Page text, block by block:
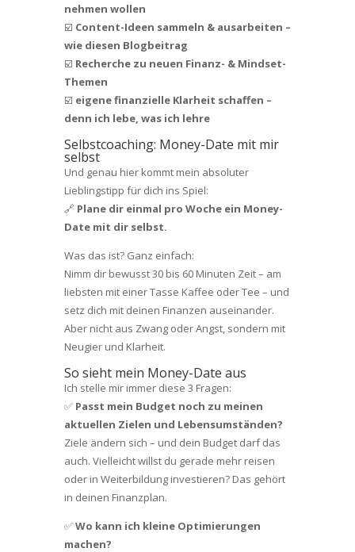
nehmen wollen
☑️ Content-Ideen sammeln & ausarbeiten –
wie diesen Blogbeitrag
☑️ Recherche zu neuen Finanz- & Mindset-
Themen
☑️ eigene finanzielle Klarheit schaffen –
denn ich lebe, was ich lehre
Selbstcoaching: Money-Date mit mir
selbst
Und genau hier kommt mein absoluter
Lieblingstipp für dich ins Spiel:
🔗 Plane dir einmal pro Woche ein Money-
Date mit dir selbst.
Was das ist? Ganz einfach:
Nimm dir bewusst 30 bis 60 Minuten Zeit – am
liebsten mit einer Tasse Kaffee oder Tee – und
setz dich mit deinen Finanzen auseinander.
Aber nicht aus Zwang oder Angst, sondern mit
Neugier und Klarheit.
So sieht mein Money-Date aus
Ich stelle mir immer diese 3 Fragen:
✅ Passt mein Budget noch zu meinen
aktuellen Zielen und Lebensumständen?
Ziele ändern sich – und dein Budget darf das
auch. Vielleicht willst du gerade mehr reisen
oder in Weiterbildung investieren? Das gehört
in deinen Finanzplan.
✅Wo kann ich kleine Optimierungen
machen?